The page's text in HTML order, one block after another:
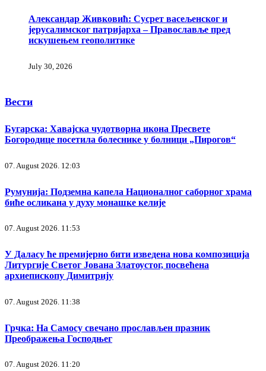
Александар Живковић: Сусрет васељенског и
јерусалимског патријарха – Православље пред
искушењем геополитике
July 30, 2026
Вести
Бугарска: Хавајска чудотворна икона Пресвете
Богородице посетила болеснике у болници „Пирогов“
07. August 2026. 12:03
Румунија: Подземна капела Националног саборног храма
биће осликана у духу монашке келије
07. August 2026. 11:53
У Даласу ће премијерно бити изведена нова композиција
Литургије Светог Јована Златоустог, посвећена
архиепископу Димитрију
07. August 2026. 11:38
Грчка: На Самосу свечано прослављен празник
Преображења Господњег
07. August 2026. 11:20